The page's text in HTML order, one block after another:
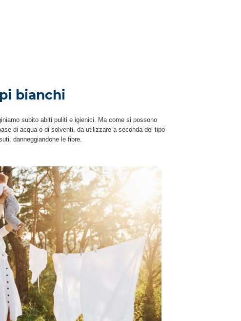
bianchi
subito abiti puliti e igienici. Ma come si possono
di acqua o di solventi, da utilizzare a seconda del tipo
danneggiandone le fibre.